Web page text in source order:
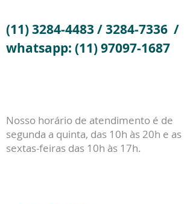
(11) 3284-4483/3284-7336 /
whatsapp: (11) 97097-1687
Nosso horário de atendimento é de
segunda a quinta, das 10h às 20h e as
sextas-feiras das 10h às 17h.